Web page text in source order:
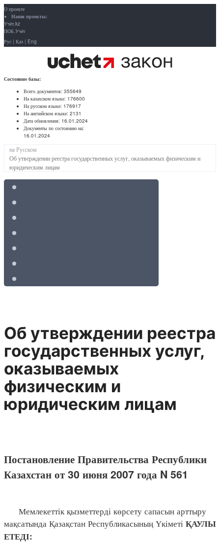
О проекте
Наши проекты:
Учёт.kz
ПОБ.Учёт
Рус | Қаз | Eng
Состояние базы:
Всего документов: 355649
На казахском языке: 176600
На русском языке: 176917
На английском языке: 2131
Дата обновления: 16.01.2024
Документы по состоянию на:
16.01.2024
на Русском
Об утверждении реестра государственных услуг, оказываемых физическим и
юридическим лицам
Об утверждении реестра
государственных услуг,
оказываемых
физическим и
юридическим лицам
Постановление Правительства Республики
Казахстан от 30 июня 2007 года N 561
Мемлекеттік қызметтерді көрсету сапасын арттыру
мақсатында Қазақстан Республикасының Үкіметі ҚАУЛЫ
ЕТЕДІ: